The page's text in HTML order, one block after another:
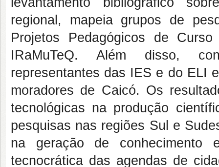
regional, mapeia grupos de
Projetos Pedagógicos de
IRaMuTeQ. Além disso,
representantes das IES e do ELI
moradores de Caicó. Os
tecnológicas na produção
pesquisas nas regiões Sul e
na geração de conhecimento
tecnocrática das agendas de